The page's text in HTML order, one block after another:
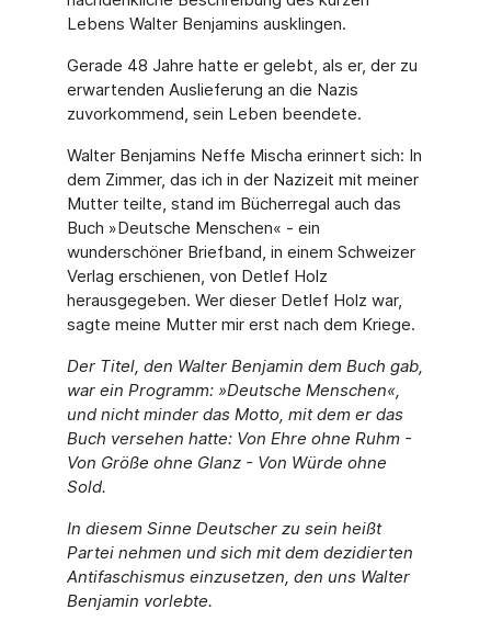
Lebens Walter Benjamins ausklingen.
Gerade 48 Jahre hatte er gelebt, als er, der zu
erwartenden Auslieferung an die Nazis
zuvorkommend, sein Leben beendete.
Walter Benjamins Neffe Mischa erinnert sich: In
dem Zimmer, das ich in der Nazizeit mit meiner
Mutter teilte, stand im Bücherregal auch das
Buch »Deutsche Menschen« - ein
wunderschöner Briefband, in einem Schweizer
Verlag erschienen, von Detlef Holz
herausgegeben. Wer dieser Detlef Holz war,
sagte meine Mutter mir erst nach dem Kriege.
Der Titel, den Walter Benjamin dem Buch gab,
war ein Programm: »Deutsche Menschen«,
und nicht minder das Motto, mit dem er das
Buch versehen hatte: Von Ehre ohne Ruhm -
Von Größe ohne Glanz - Von Würde ohne
Sold.
In diesem Sinne Deutscher zu sein heißt
Partei nehmen und sich mit dem dezidierten
Antifaschismus einzusetzen, den uns Walter
Benjamin vorlebte.